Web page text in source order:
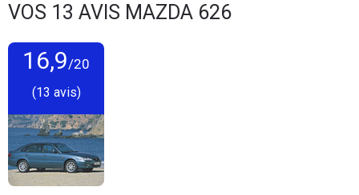
Essais
Guide
Electriques
Utilitaires
VOS 13 AVIS MAZDA 626
16,9/20
(13 avis)